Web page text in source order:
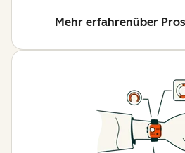
Mehr erfahrenüber